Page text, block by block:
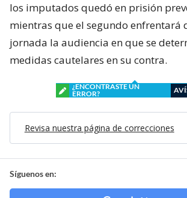
los imputados quedó en prisión
mientras que el segundo enfrentará
jornada la audiencia en que se
medidas cautelares en su contra.
¿ENCONTRASTE UN
ERROR?
Revisa nuestra página de correcciones
Síguenos en: